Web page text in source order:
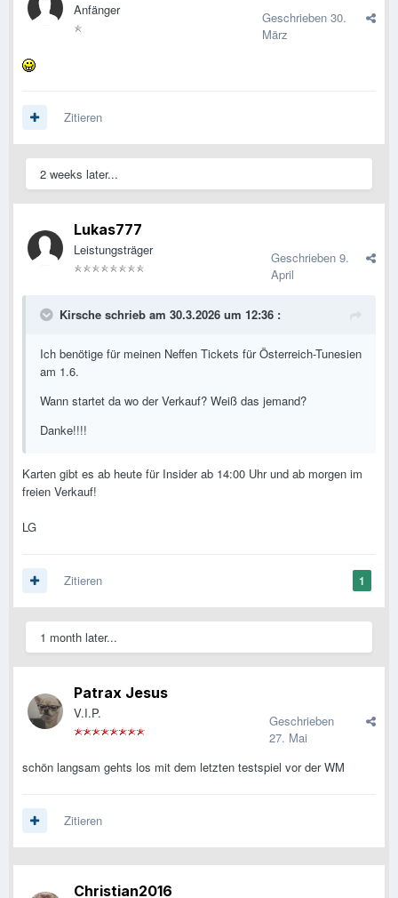
Anfänger Geschrieben 30.
März
Zitieren
2 weeks later...
Lukas777
Leistungsträger Geschrieben 9.
April
Kirsche schrieb am 30.3.2026 um 12:36 :
Ich benötige für meinen Neffen Tickets für Österreich-Tunesien
am 1.6.
Wann startet da wo der Verkauf? Weiß das jemand?
Danke!!!!
Karten gibt es ab heute für Insider ab 14:00 Uhr und ab morgen im
freien Verkauf!
LG
1
Zitieren
1 month later...
Patrax Jesus
V.I.P.
Geschrieben
27. Mai
schön langsam gehts los mit dem letzten testspiel vor der WM
Zitieren
Christian2016